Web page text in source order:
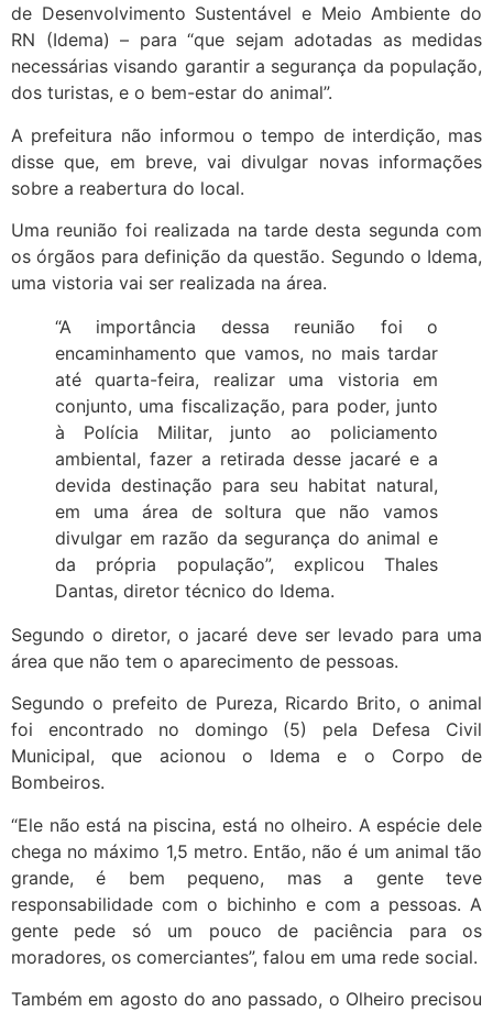
de Desenvolvimento Sustentável e Meio Ambiente do
RN (Idema) – para “que sejam adotadas as medidas
necessárias visando garantir a segurança da população,
dos turistas, e o bem-estar do animal”.
A prefeitura não informou o tempo de interdição, mas
disse que, em breve, vai divulgar novas informações
sobre a reabertura do local.
Uma reunião foi realizada na tarde desta segunda com
os órgãos para definição da questão. Segundo o Idema,
uma vistoria vai ser realizada na área.
“A importância dessa reunião foi o
encaminhamento que vamos, no mais tardar
até quarta-feira, realizar uma vistoria em
conjunto, uma fiscalização, para poder, junto
à Polícia Militar, junto ao policiamento
ambiental, fazer a retirada desse jacaré e a
devida destinação para seu habitat natural,
em uma área de soltura que não vamos
divulgar em razão da segurança do animal e
da própria população”, explicou Thales
Dantas, diretor técnico do Idema.
Segundo o diretor, o jacaré deve ser levado para uma
área que não tem o aparecimento de pessoas.
Segundo o prefeito de Pureza, Ricardo Brito, o animal
foi encontrado no domingo (5) pela Defesa Civil
Municipal, que acionou o Idema e o Corpo de
Bombeiros.
“Ele não está na piscina, está no olheiro. A espécie dele
chega no máximo 1,5 metro. Então, não é um animal tão
grande, é bem pequeno, mas a gente teve
responsabilidade com o bichinho e com a pessoas. A
gente pede só um pouco de paciência para os
moradores, os comerciantes”, falou em uma rede social.
Também em agosto do ano passado, o Olheiro precisou